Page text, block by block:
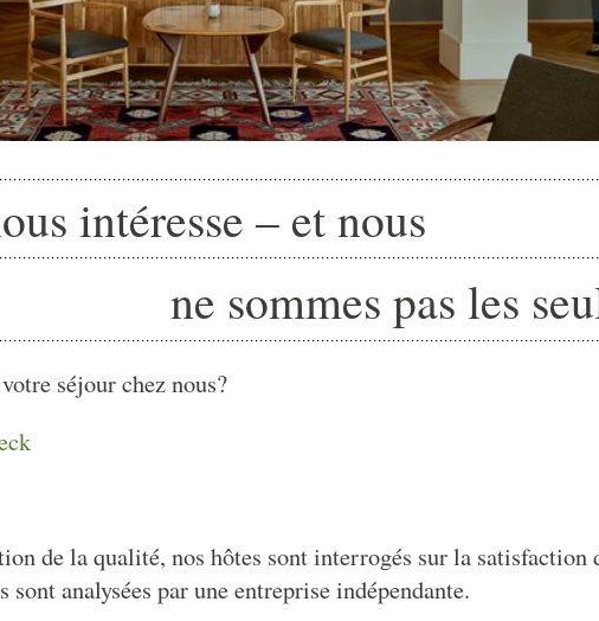
intéresse – et nous
ne sommes pas les
séjour chez nous?
de la qualité, nos hôtes sont interrogés sur la satisfaction
sont analysées par une entreprise indépendante.